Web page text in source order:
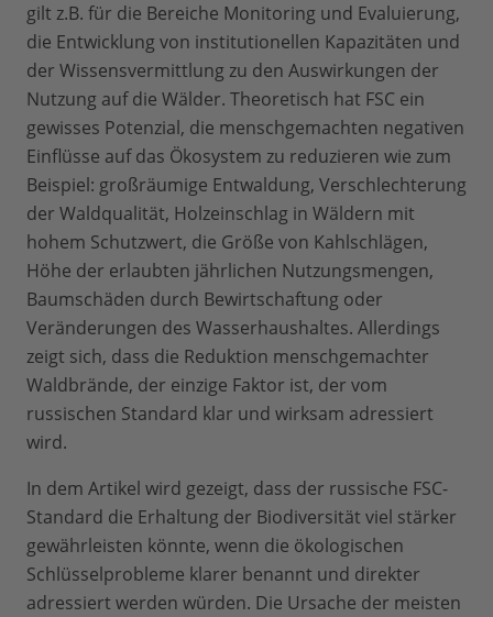
gilt z.B. für die Bereiche Monitoring und Evaluierung,
die Entwicklung von institutionellen Kapazitäten und
der Wissensvermittlung zu den Auswirkungen der
Nutzung auf die Wälder. Theoretisch hat FSC ein
gewisses Potenzial, die menschgemachten negativen
Einflüsse auf das Ökosystem zu reduzieren wie zum
Beispiel: großräumige Entwaldung, Verschlechterung
der Waldqualität, Holzeinschlag in Wäldern mit
hohem Schutzwert, die Größe von Kahlschlägen,
Höhe der erlaubten jährlichen Nutzungsmengen,
Baumschäden durch Bewirtschaftung oder
Veränderungen des Wasserhaushaltes. Allerdings
zeigt sich, dass die Reduktion menschgemachter
Waldbrände, der einzige Faktor ist, der vom
russischen Standard klar und wirksam adressiert
wird.
In dem Artikel wird gezeigt, dass der russische FSC-
Standard die Erhaltung der Biodiversität viel stärker
gewährleisten könnte, wenn die ökologischen
Schlüsselprobleme klarer benannt und direkter
adressiert werden würden. Die Ursache der meisten